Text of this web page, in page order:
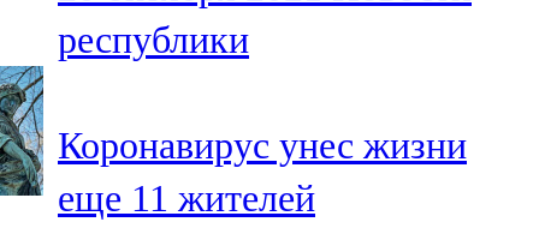
102,1 FM
106,2 FM
Минзәлә
республики
Коронавирус унес жизни
еще 11 жителей